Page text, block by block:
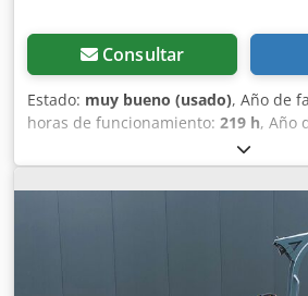
Consultar
Estado: muy bueno (usado), Año de
horas de funcionamiento: 219 h, Año
Peso en vacío: 1980 kg Dsdpfxozhafts
Estado técnico: muy bueno Estado